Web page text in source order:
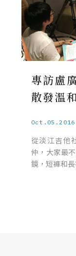
專訪盧
散發溫
Oct.05.2016
從淡江吉他
仲，大家最
鏡，短褲和